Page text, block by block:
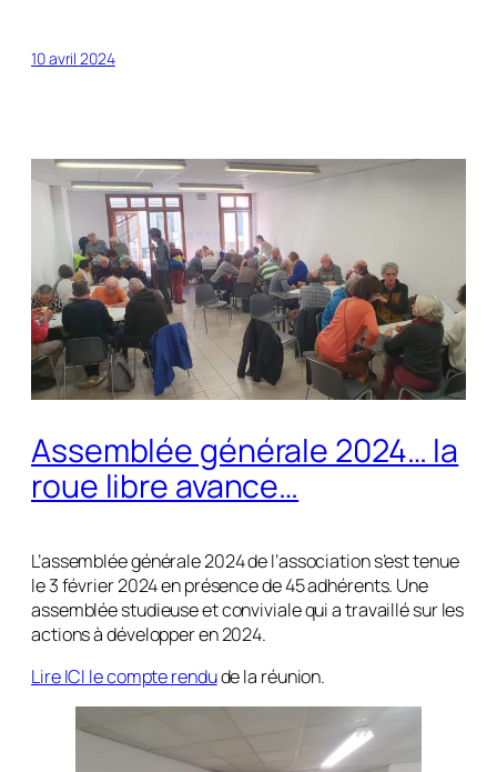
10 avril 2024
Assemblée générale 2024… la
roue libre avance…
L’assemblée générale 2024 de l’association s’est tenue
le 3 février 2024 en présence de 45 adhérents. Une
assemblée studieuse et conviviale qui a travaillé sur les
actions à développer en 2024.
Lire ICI le compte rendude la réunion.